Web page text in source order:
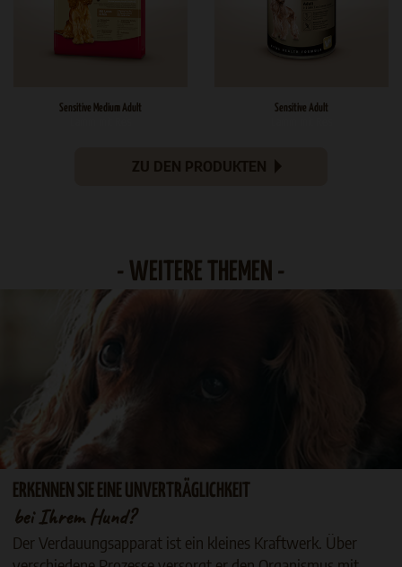
Sensitive Medium Adult Sensitive Adult
ZU DEN PRODUKTEN
- WEITERE THEMEN -
ERKENNEN SIE EINE UNVERTRÄGLICHKEIT
bei Ihrem Hund?
Der Verdauungsapparat ist ein kleines Kraftwerk. Über